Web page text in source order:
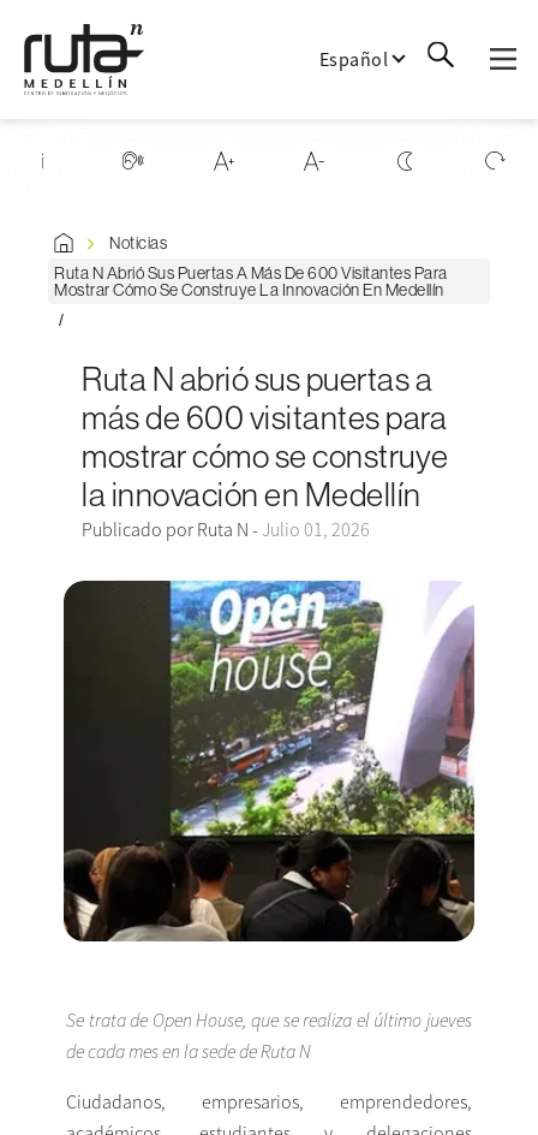
Español
Noticias
Ruta N Abrió Sus Puertas A Más De 600 Visitantes Para
Mostrar Cómo Se Construye La Innovación En Medellín
Ruta N abrió sus puertas a
más de 600 visitantes para
mostrar cómo se construye
la innovación en Medellín
Publicado por Ruta N - Julio 01, 2026
Se trata de Open House, que se realiza el último jueves
de cada mes en la sede de Ruta N
Ciudadanos, empresarios, emprendedores,